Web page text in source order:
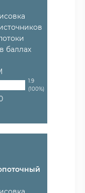
баллах
1.9
(100%)